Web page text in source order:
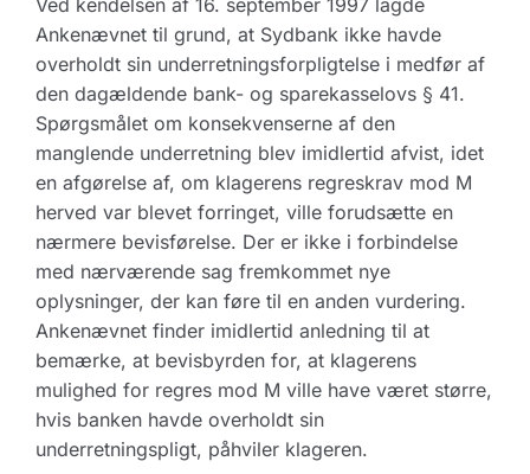
Ved kendelsen af 16. september 1997 lagde
Ankenævnet til grund, at Sydbank ikke havde
overholdt sin underretningsforpligtelse i medfør af
den dagældende bank- og sparekasselovs § 41.
Spørgsmålet om konsekvenserne af den
manglende underretning blev imidlertid afvist, idet
en afgørelse af, om klagerens regreskrav mod M
herved var blevet forringet, ville forudsætte en
nærmere bevisførelse. Der er ikke i forbindelse
med nærværende sag fremkommet nye
oplysninger, der kan føre til en anden vurdering.
Ankenævnet finder imidlertid anledning til at
bemærke, at bevisbyrden for, at klagerens
mulighed for regres mod M ville have været større,
hvis banken havde overholdt sin
underretningspligt, påhviler klageren.